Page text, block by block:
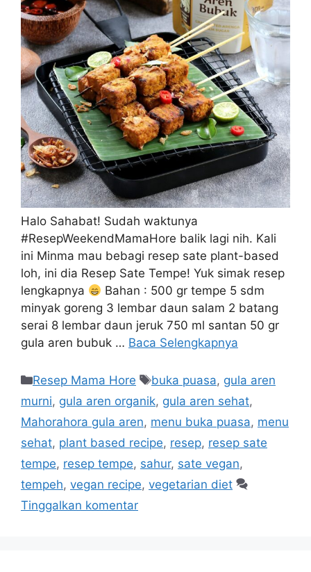
Halo Sahabat! Sudah waktunya
#ResepWeekendMamaHore balik lagi nih. Kali
ini Minma mau bebagi resep sate plant-based
loh, ini dia Resep Sate Tempe! Yuk simak resep
lengkapnya
Bahan : 500 gr tempe 5 sdm
minyak goreng 3 lembar daun salam 2 batang
serai 8 lembar daun jeruk 750 ml santan 50 gr
gula aren bubuk … Baca Selengkapnya
Resep Mama Hore buka puasa, gula aren
murni, gula aren organik, gula aren sehat,
Mahorahora gula aren, menu buka puasa, menu
sehat, plant based recipe, resep, resep sate
tempe, resep tempe, sahur, sate vegan,
tempeh, vegan recipe, vegetarian diet
Tinggalkan komentar